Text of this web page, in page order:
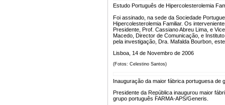
Estudo Português de Hipercolesterolemia
Foi assinado, na sede da Sociedade
Hipercolesterolemia Familiar. Os
Presidente, Prof. Cassiano Abreu Lima, e
Macedo, Director de Comunicação, e
pela investigação, Dra. Mafalda Bourbon,
Lisboa, 14 de Novembro de 2006
(Fotos: Celestino Santos)
Inauguração da maior fábrica portuguesa de
Presidente da República inaugurou maior
grupo português FARMA-APS/Generis.